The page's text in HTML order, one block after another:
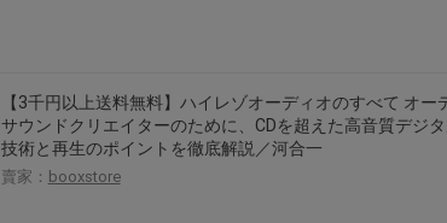
【3千円以上送料無料】ハイレゾオーディオのすべて オー
サウンドクリエイターのために、CDを超えた高音質デジ
技術と再生のポイントを徹底解説／河合一
賣家： booxstore